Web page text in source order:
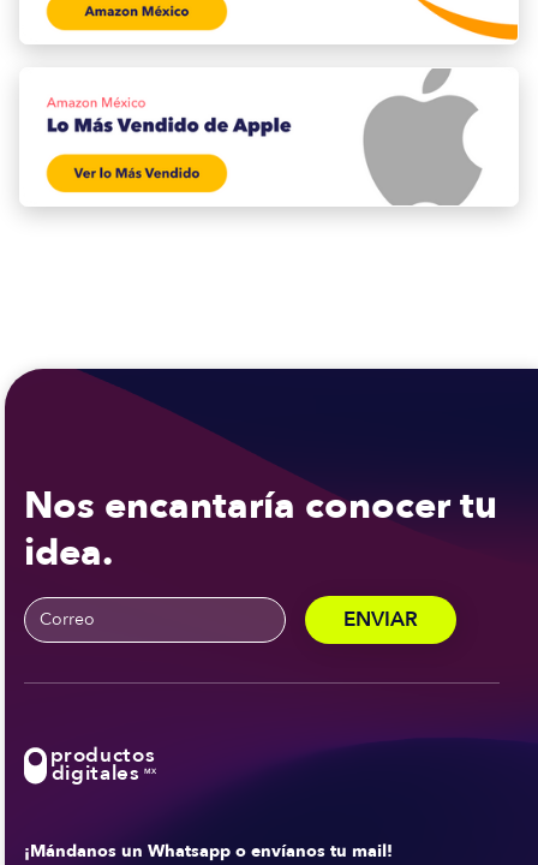
Nos encantaría conocer tu
idea.
productos
digitales MX
¡Mándanos un Whatsapp o envíanos tu mail!